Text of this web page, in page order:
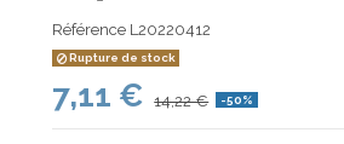
Référence L20220412
Rupture de stock
7,11 € 14,22 € -50%